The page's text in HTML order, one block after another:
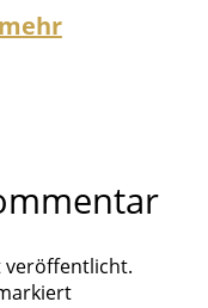
veröffentlicht.